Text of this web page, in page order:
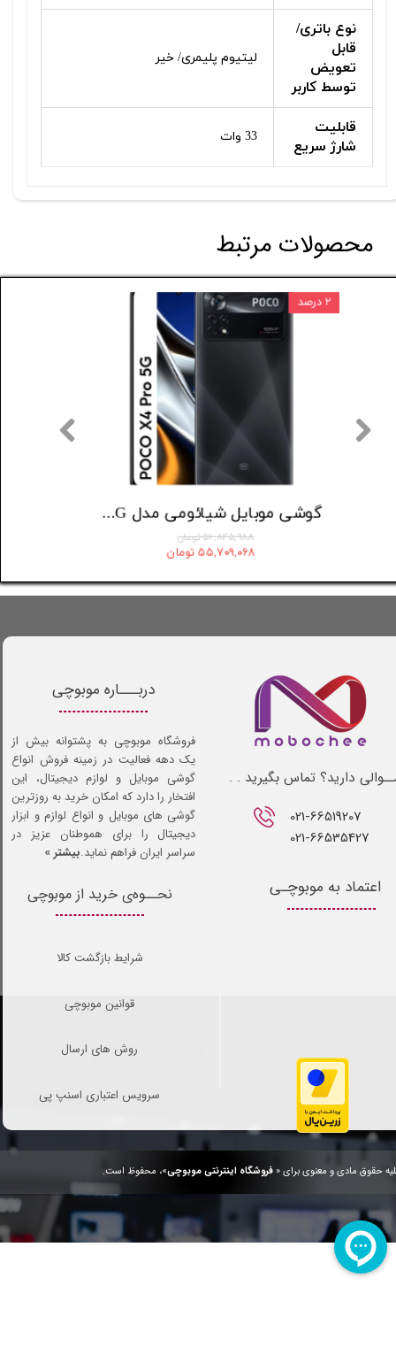
نوع باتری/
قابل
تعویض
توسط کاربر
لیتیوم پلیمری/ خیر
قابلیت
شارژ سریع
33 وات
محصولات مرتبط
گوشی موبایل شیائومی مدل Poco C71 دو سیم کارت ظرفیت 64 گیگابایت و رم 3 گیگابایت
۲۶,۰۰۰,۰۰۰ تومان
۲۵,۲۲۰,۰۰۰ تومان
حقوق مادی و معنوی برای «فروشگاه اینترنتی موبوچی»، محفوظ است.
021-66519207​​​​​​​
021-66535427
دارید؟ تماس بگیرید . .
نحــوه‌ی خرید از موبوچی
شرایط بازگشت کالا
قوانین موبوچی
روش های ارسال
سرویس اعتباری اسنپ پی
اعتماد به موبوچـی
دربـــاره موبوچی
فروشگاه موبوچی به پشتوانه بیش از
یک دهه فعالیت در زمینه فروش انواع
گوشی موبایل و لوازم دیجیتال، این
افتخار را دارد که امکان خرید به روزترین
گوشی های موبایل و انواع لوازم و ابزار
دیجیتال را برای هموطنان عزیز در
سراسر ایران فراهم نماید.بیشتر »